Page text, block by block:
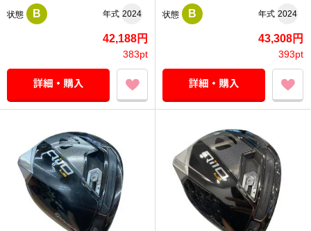
状態 B 年式 2024
42,188円
383pt
状態 B 年式 2024
43,308円
393pt